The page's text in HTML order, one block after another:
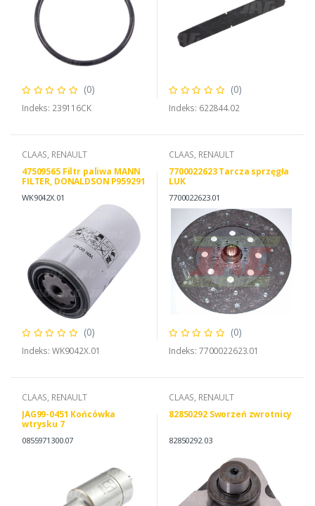
(0)
Indeks: 239116CK
(0)
Indeks: 622844.02
CLAAS, RENAULT
47509565 Filtr paliwa MANN
FILTER, DONALDSON P959291
WK9042X.01
(0)
Indeks: WK9042X.01
CLAAS, RENAULT
7700022623 Tarcza sprzęgła
LUK
7700022623.01
(0)
Indeks: 7700022623.01
CLAAS, RENAULT
JAG99-0451 Końcówka
wtrysku 7
0855971300.07
CLAAS, RENAULT
82850292 Sworzeń zwrotnicy
82850292.03